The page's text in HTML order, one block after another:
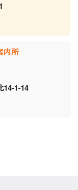
内所
14-1-14